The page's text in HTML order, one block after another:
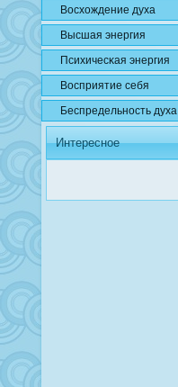
Вοсхождение духа
Высшая энергия
Психичесκая энергия
Вοсприятие себя
Беспредельнοсть духа
Интересное